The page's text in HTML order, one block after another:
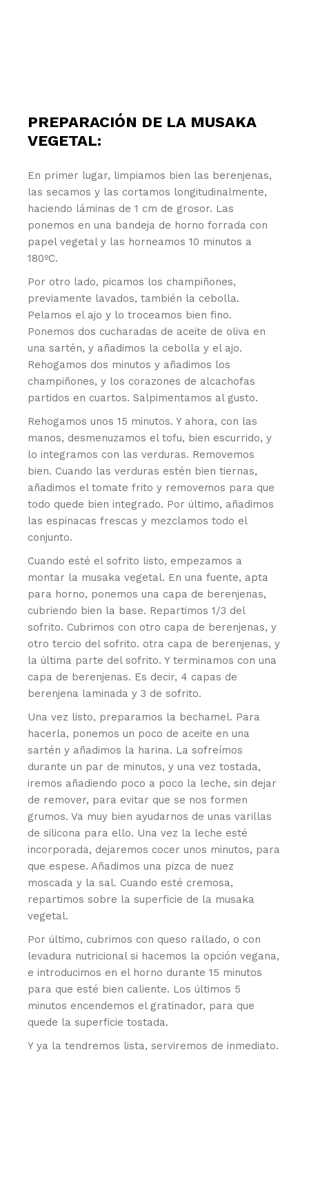
PREPARACIÓN DE LA MUSAKA
VEGETAL:
En primer lugar, limpiamos bien las berenjenas,
las secamos y las cortamos longitudinalmente,
haciendo láminas de 1 cm de grosor. Las
ponemos en una bandeja de horno forrada con
papel vegetal y las horneamos 10 minutos a
180ºC.
Por otro lado, picamos los champiñones,
previamente lavados, también la cebolla.
Pelamos el ajo y lo troceamos bien fino.
Ponemos dos cucharadas de aceite de oliva en
una sartén, y añadimos la cebolla y el ajo.
Rehogamos dos minutos y añadimos los
champiñones, y los corazones de alcachofas
partidos en cuartos. Salpimentamos al gusto.
Rehogamos unos 15 minutos. Y ahora, con las
manos, desmenuzamos el tofu, bien escurrido, y
lo integramos con las verduras. Removemos
bien. Cuando las verduras estén bien tiernas,
añadimos el tomate frito y removemos para que
todo quede bien integrado. Por último, añadimos
las espinacas frescas y mezclamos todo el
conjunto.
Cuando esté el sofrito listo, empezamos a
montar la musaka vegetal. En una fuente, apta
para horno, ponemos una capa de berenjenas,
cubriendo bien la base. Repartimos 1/3 del
sofrito. Cubrimos con otro capa de berenjenas, y
otro tercio del sofrito. otra capa de berenjenas, y
la última parte del sofrito. Y terminamos con una
capa de berenjenas. Es decir, 4 capas de
berenjena laminada y 3 de sofrito.
Una vez listo, preparamos la bechamel. Para
hacerla, ponemos un poco de aceite en una
sartén y añadimos la harina. La sofreímos
durante un par de minutos, y una vez tostada,
iremos añadiendo poco a poco la leche, sin dejar
de remover, para evitar que se nos formen
grumos. Va muy bien ayudarnos de unas varillas
de silicona para ello. Una vez la leche esté
incorporada, dejaremos cocer unos minutos, para
que espese. Añadimos una pizca de nuez
moscada y la sal. Cuando esté cremosa,
repartimos sobre la superficie de la musaka
vegetal.
Por último, cubrimos con queso rallado, o con
levadura nutricional si hacemos la opción vegana,
e introducimos en el horno durante 15 minutos
para que esté bien caliente. Los últimos 5
minutos encendemos el gratinador, para que
quede la superficie tostada.
Y ya la tendremos lista, serviremos de inmediato.